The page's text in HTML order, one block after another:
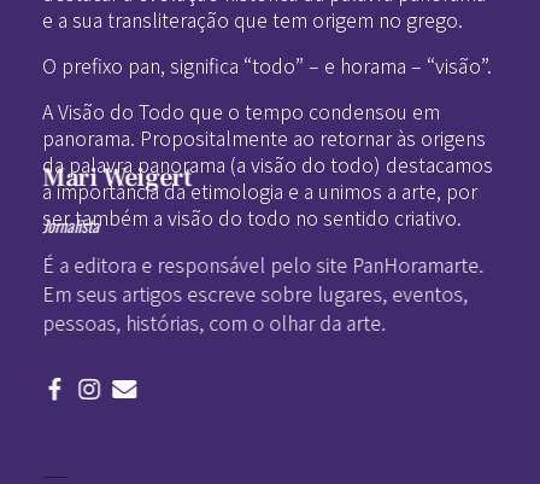
e a sua transliteração que tem origem no grego.
O prefixo pan, significa “todo” – e horama – “visão”.
A Visão do Todo que o tempo condensou em
panorama. Propositalmente ao retornar às origens
da palavra panorama (a visão do todo) destacamos
a importância da etimologia e a unimos a arte, por
ser também a visão do todo no sentido criativo.
Mari Weigert
Jornalista
É a editora e responsável pelo site PanHoramarte.
Em seus artigos escreve sobre lugares, eventos,
pessoas, histórias, com o olhar da arte.